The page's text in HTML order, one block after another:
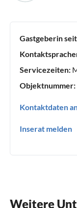
Gastgeberin
Servicezeiten:
Objektnummer:
Kontaktdaten
Inserat melden
Weitere